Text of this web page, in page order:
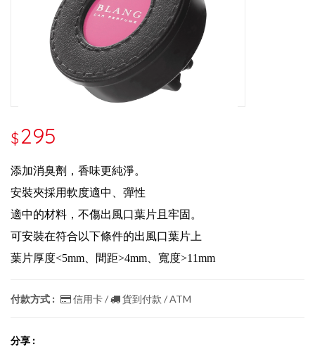
$295
添加消臭劑，香味更純淨。
安裝夾採用軟度適中、彈性
適中的材料，不傷出風口葉片且牢固。
可安裝在符合以下條件的出風口葉片上
葉片厚度<5mm、間距>4mm、寬度>11mm
付款方式 : 信用卡 / 貨到付款 / ATM
分享 :